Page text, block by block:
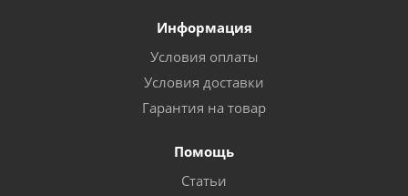
Информация
Условия оплаты
Условия доставки
Гарантия на товар
Помощь
Статьи